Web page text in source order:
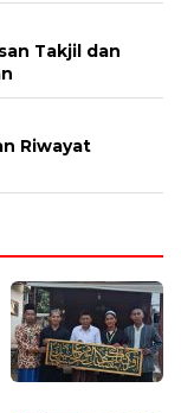
Takjil dan
Riwayat